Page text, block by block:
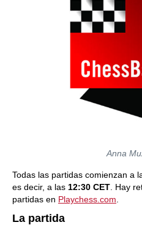
Anna
Todas las partidas comienzan a
es decir, a las 12:30 CET . Hay
partidas en Playchess.com
La partida